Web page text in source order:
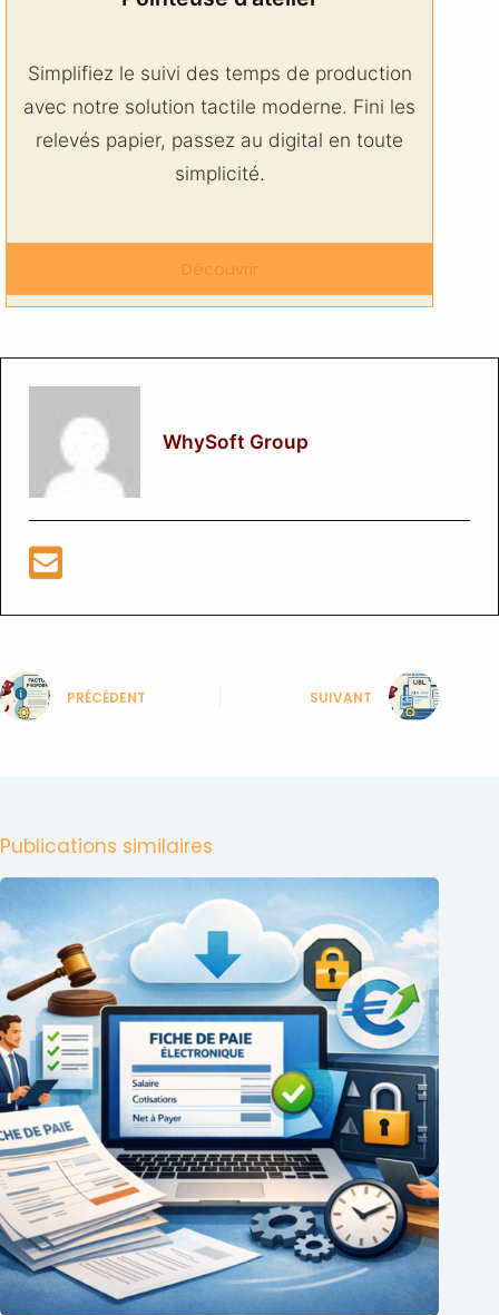
Simplifiez le suivi des temps de production
avec notre solution tactile moderne. Fini les
relevés papier, passez au digital en toute
simplicité.
Découvrir
WhySoft Group
PRÉCÉDENT SUIVANT
Publications similaires